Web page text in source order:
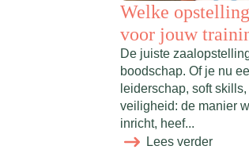
Welke
voor jouw
De juiste
boodschap. Of je nu
leiderschap, soft
veiligheid: de manier
inricht, heef...
Lees verder